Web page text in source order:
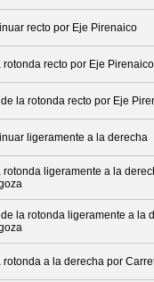
recto por Eje Pirenaico
rotonda recto por Eje Pirenaico
la rotonda recto por Eje
ligeramente a la derecha
rotonda ligeramente a la
la rotonda ligeramente a la
rotonda a la derecha por